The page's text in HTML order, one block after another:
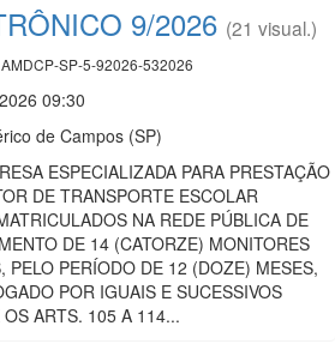
9/2026 (21 visual.)
AMDCP-SP-5-92026-532026
09:30
de Campos (SP)
ESPECIALIZADA PARA PRESTAÇÃO
DE TRANSPORTE ESCOLAR
NA REDE PÚBLICA DE
DE 14 (CATORZE) MONITORES
PELO PERÍODO DE 12 (DOZE) MESES,
POR IGUAIS E SUCESSIVOS
ARTS. 105 A 114...